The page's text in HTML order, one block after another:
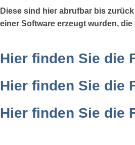
Diese sind hier abrufbar bis
einer Software erzeugt wurden,
Hier finden Sie die
Hier finden Sie die
Hier finden Sie die